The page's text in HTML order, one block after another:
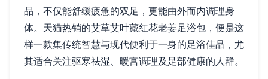
品，不仅能舒缓疲惫的双足，更能由外而内调理身
体。天猫热销的艾草艾叶藏红花老姜足浴包，便是这
样一款集传统智慧与现代便利于一身的足浴佳品，尤
其适合关注驱寒祛湿、暖宫调理及足部健康的人群。